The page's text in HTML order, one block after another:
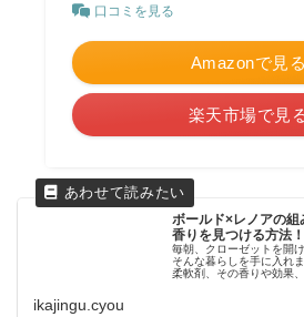
口コミを見る
Amazonで見る
楽天市場で見
ボールド×レノアの
香りを見つける方法！
毎朝、クローゼットを開
そんな暮らしを手に入れ
柔軟剤、その香りや効果
ikajingu.cyou